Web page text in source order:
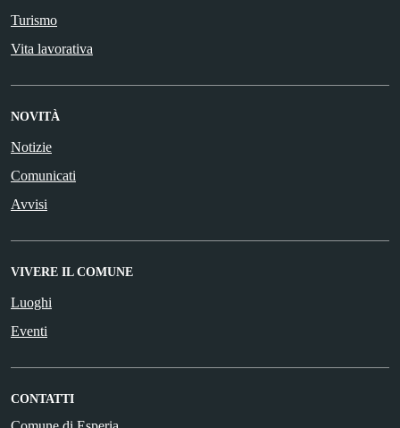
Turismo
Vita lavorativa
NOVITÀ
Notizie
Comunicati
Avvisi
VIVERE IL COMUNE
Luoghi
Eventi
CONTATTI